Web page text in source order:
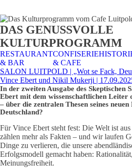
CAFE &
RESTAURANT& KARTE
&
DAS GENUSSVOLLE
KULTURPROGRAMM
RESTAURANT
& BAR
CONFISERIE
& CAFE
SALON LUITPOLD | „Wot se Fack,
Vince Ebert und Nikil Mukerji |
In der zweiten Ausgabe des Skeptischen
Ebert mit dem wissenschaftlichen
– über die zentralen Thesen seines neuen
Deutschland?
Für Vince Ebert steht fest: Die Welt ist
zählen mehr als Fakten – und wir laufen
Dinge zu verlieren, die unsere
Erfolgsmodell gemacht haben:
Meinungsfreiheit.